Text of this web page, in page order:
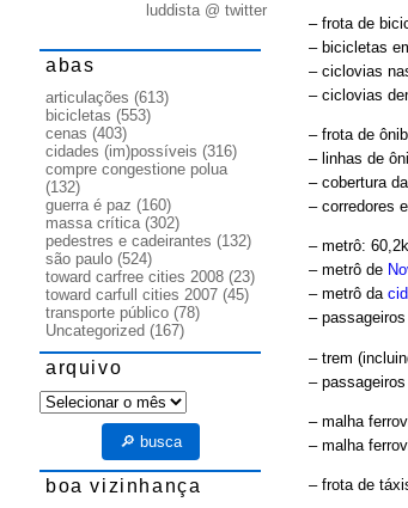
– frota de
– bicicletas
– ciclovias
– ciclovias
– frota de
– linhas de
– cobertura
– corredores
– metrô:
– metrô de
– metrô da
–
– trem
–
– malha
– malha
– frota de
luddista @ twitter
abas
articulações (613)
bicicletas (553)
cenas (403)
cidades (im)possíveis (316)
compre congestione polua
(132)
guerra é paz (160)
massa crítica(302)
pedestres e cadeirantes (132)
são paulo (524)
toward carfree cities 2008 (23)
toward carfull cities 2007 (45)
transporte público (78)
Uncategorized (167)
arquivo
arquivo
🔎 busca
boa vizinhança